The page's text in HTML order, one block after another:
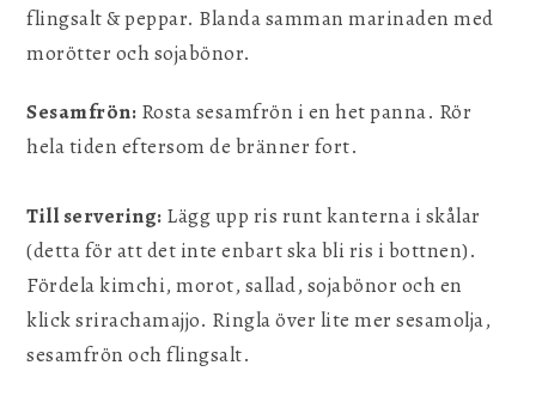
flingsalt & peppar. Blanda samman marinaden med
morötter och sojabönor.
Sesamfrön: Rosta sesamfrön i en het panna. Rör
hela tiden eftersom de bränner fort.
Till servering: Lägg upp ris runt kanterna i skålar
(detta för att det inte enbart ska bli ris i bottnen).
Fördela kimchi, morot, sallad, sojabönor och en
klick srirachamajjo. Ringla över lite mer sesamolja,
sesamfrön och flingsalt.